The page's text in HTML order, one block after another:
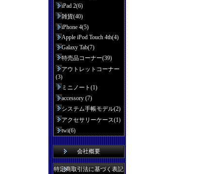
iPad 2(6)
雑貨(40)
iPhone 4(5)
Apple iPod Touch 4th(4)
Galaxy Tab(7)
特売品コーナー(39)
アウトレットコーナー
(3)
ミニノート(1)
accessory (7)
システム手帳モデル(2)
アクセサリーケース(1)
twi(6)
会社概要
特定商取引法に基づく表記